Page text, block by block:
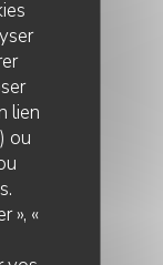
lien
ou
», «